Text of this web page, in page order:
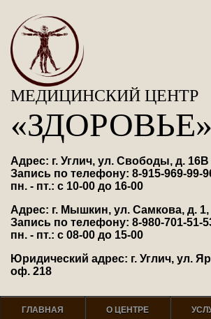
МЕДИЦИНСКИЙ ЦЕНТР
«ЗДОРОВЬЕ»
Адрес: г. Углич, ул. Свободы, д. 16В
Запись по телефону: 8-915-969-99-
пн. - пт.: с 10-00 до 16-00
Адрес: г. Мышкин, ул. Самкова, д. 1,
Запись по телефону: 8-980-701-51-
пн. - пт.: с 08-00 до 15-00
Юридический адрес: г. Углич, ул.
оф. 218
ГЛАВНАЯ О ЦЕНТРЕ